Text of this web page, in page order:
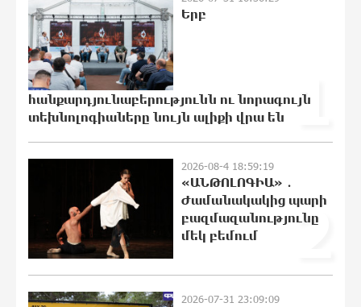
9:42:48 6-08-2026
Գնաճային ռիսկերի, արտահանման
խնդիրների և աճի կայունության
մարտահրավերների համախումբը.
«Փաստ»
9:38:03 6-08-2026
դիսբալանսը. «Փաստ»
9:29:59 6-08-2026
Ընտրություններն ավարտվեցին,
իշխանություններին էլ ոչինչ չի
հետաքրքրու՞մ. «Փաստ»
9:26:54 6-08-2026
1
Երբ
հանքարդյունաբերությունն ու նորագույն
տեխնոլոգիաները նույն ալիքի վրա են
2
2026-08-4 18:59:19
«ԱՆԹՈԼՈԳԻԱ» ․
Ժամանակակից պարի
բազմազանությունը
մեկ բեմում
2026-07-31 23:09:09